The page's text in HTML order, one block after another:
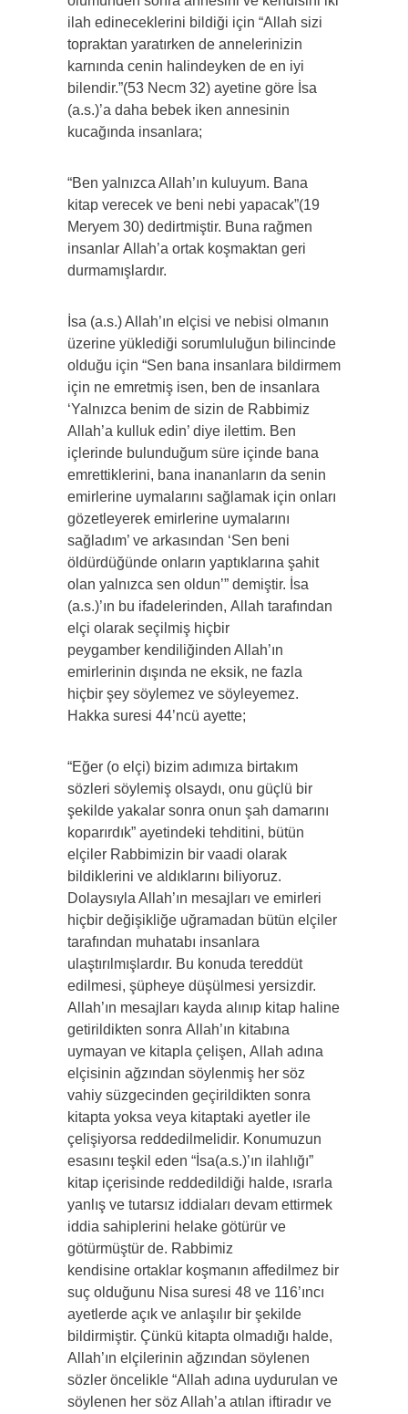
ilah edineceklerini bildiği için “Allah sizi
topraktan yaratırken de annelerinizin
karnında cenin halindeyken de en iyi
bilendir.”(53 Necm 32) ayetine göre İsa
(a.s.)’a daha bebek iken annesinin
kucağında insanlara;
“Ben yalnızca Allah’ın kuluyum. Bana
kitap verecek ve beni nebi yapacak”(19
Meryem 30) dedirtmiştir. Buna rağmen
insanlar Allah’a ortak koşmaktan geri
durmamışlardır.
İsa (a.s.) Allah’ın elçisi ve nebisi olmanın
üzerine yüklediği sorumluluğun bilincinde
olduğu için “Sen bana insanlara bildirmem
için ne emretmiş isen, ben de insanlara
‘Yalnızca benim de sizin de Rabbimiz
Allah’a kulluk edin’ diye ilettim. Ben
içlerinde bulunduğum süre içinde bana
emrettiklerini, bana inananların da senin
emirlerine uymalarını sağlamak için onları
gözetleyerek emirlerine uymalarını
sağladım’ ve arkasından ‘Sen beni
öldürdüğünde onların yaptıklarına şahit
olan yalnızca sen oldun’” demiştir. İsa
(a.s.)’ın bu ifadelerinden, Allah tarafından
elçi olarak seçilmiş hiçbir
peygamber kendiliğinden Allah’ın
emirlerinin dışında ne eksik, ne fazla
hiçbir şey söylemez ve söyleyemez.
Hakka suresi 44’ncü ayette;
“Eğer (o elçi) bizim adımıza birtakım
sözleri söylemiş olsaydı, onu güçlü bir
şekilde yakalar sonra onun şah damarını
koparırdık” ayetindeki tehditini, bütün
elçiler Rabbimizin bir vaadi olarak
bildiklerini ve aldıklarını biliyoruz.
Dolaysıyla Allah’ın mesajları ve emirleri
hiçbir değişikliğe uğramadan bütün elçiler
tarafından muhatabı insanlara
ulaştırılmışlardır. Bu konuda tereddüt
edilmesi, şüpheye düşülmesi yersizdir.
Allah’ın mesajları kayda alınıp kitap haline
getirildikten sonra Allah’ın kitabına
uymayan ve kitapla çelişen, Allah adına
elçisinin ağzından söylenmiş her söz
vahiy süzgecinden geçirildikten sonra
kitapta yoksa veya kitaptaki ayetler ile
çelişiyorsa reddedilmelidir. Konumuzun
esasını teşkil eden “İsa(a.s.)’ın ilahlığı”
kitap içerisinde reddedildiği halde, ısrarla
yanlış ve tutarsız iddiaları devam ettirmek
iddia sahiplerini helake götürür ve
götürmüştür de. Rabbimiz
kendisine ortaklar koşmanın affedilmez bir
suç olduğunu Nisa suresi 48 ve 116’ıncı
ayetlerde açık ve anlaşılır bir şekilde
bildirmiştir. Çünkü kitapta olmadığı halde,
Allah’ın elçilerinin ağzından söylenen
sözler öncelikle “Allah adına uydurulan ve
söylenen her söz Allah’a atılan iftiradır ve